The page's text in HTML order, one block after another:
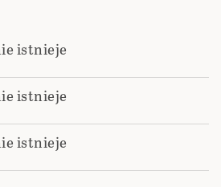
istnieje
istnieje
istnieje